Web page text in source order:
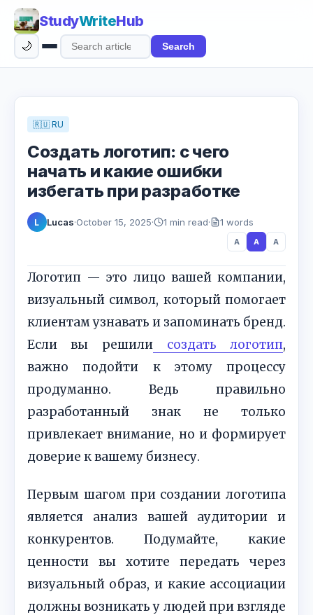
StudyWriteHub
Search
articles
Search
🌙
🇷🇺 RU
Создать логотип: с чего
начать и какие ошибки
избегать при разработке
L Lucas·October 15, 2025· 1 min read· 1 words
A A A
Логотип — это лицо вашей компании,
визуальный символ, который помогает
клиентам узнавать и запоминать бренд.
Если вы решили создать логотип,
важно подойти к этому процессу
продуманно. Ведь правильно
разработанный знак не только
привлекает внимание, но и формирует
доверие к вашему бизнесу.
Первым шагом при создании логотипа
является анализ вашей аудитории и
конкурентов. Подумайте, какие
ценности вы хотите передать через
визуальный образ, и какие ассоциации
должны возникать у людей при взгляде